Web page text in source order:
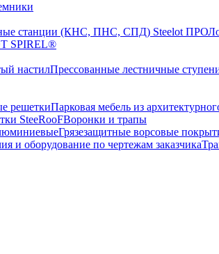
станции (КНС, ПНС, СПД) Steelot ПРО
SPIREL®
настилПрессованные лестничные
решеткиПарковая мебель из
SteeRooFВоронки и трапы
Грязезащитные ворсовые
и оборудование по чертежам заказчика